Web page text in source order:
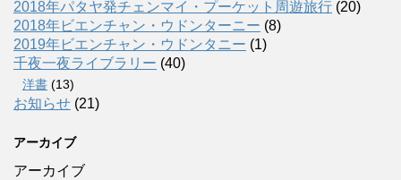
2018年パタヤ発チェンマイ・プーケット周遊旅行 (20)
2018年ビエンチャン・ウドンターニー (8)
2019年ビエンチャン・ウドンタニー (1)
千夜一夜ライブラリー (40)
洋書 (13)
お知らせ (21)
アーカイブ
アーカイブ